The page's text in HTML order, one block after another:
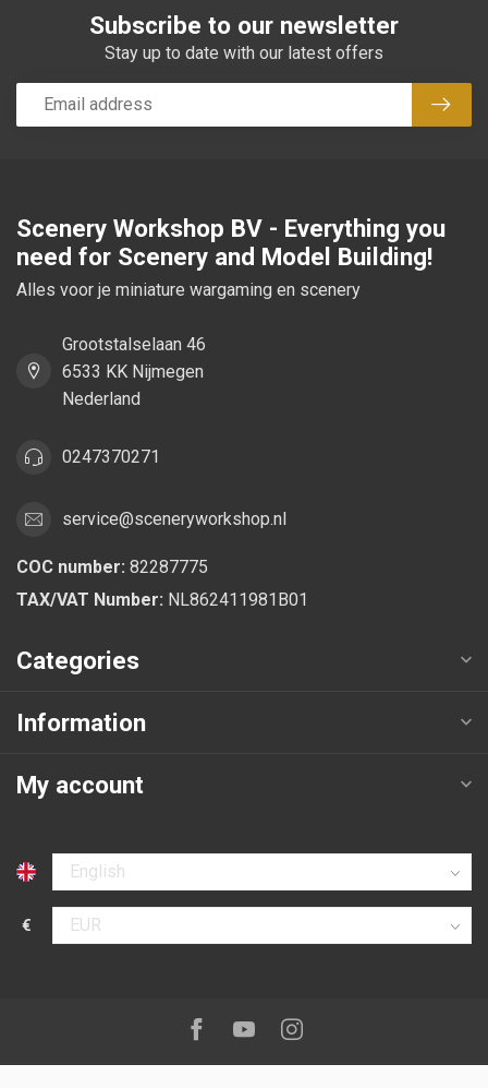
Subscribe to our newsletter
Stay up to date with our latest offers
Scenery Workshop BV - Everything you
need for Scenery and Model Building!
Alles voor je miniature wargaming en scenery
Grootstalselaan 46
6533 KK Nijmegen
Nederland
0247370271
service@sceneryworkshop.nl
COC number: 82287775
TAX/VAT Number: NL862411981B01
Categories
Information
My account
Select language
€
Select currency
Follow us on:
Facebook
YoutubeInstagram